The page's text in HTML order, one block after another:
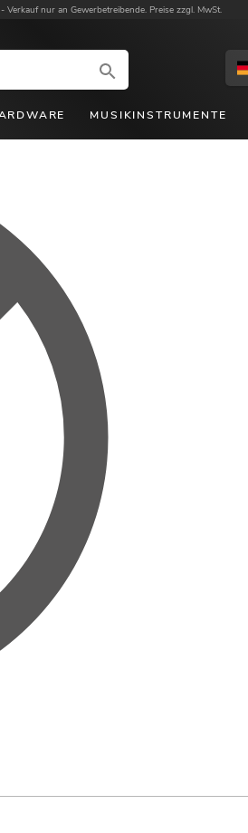
Verkauf nur an Gewerbetreibende. Preise zzgl. MwSt.
MUSIKINSTRUMENTE